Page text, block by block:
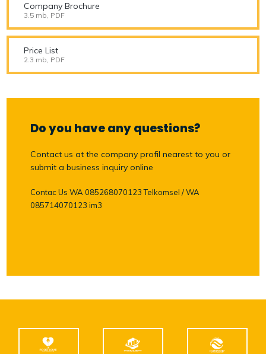
Company Brochure
3.5 mb, PDF
Price List
2.3 mb, PDF
Do you have any questions?
Contact us at the company profil nearest to you or
submit a business inquiry online
Contac Us WA 085268070123 Telkomsel / WA
085714070123 im3